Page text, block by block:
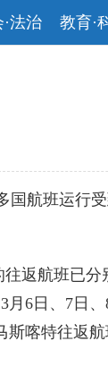
法治 教育·
航班运行
航班已分
6日、7日
喀特往返